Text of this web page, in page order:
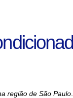
região de São Paulo